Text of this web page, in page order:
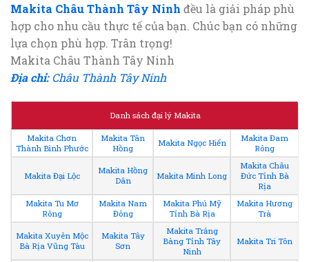
Makita Châu Thành Tây Ninh đều là giải pháp phù
hợp cho nhu cầu thực tế của bạn. Chúc bạn có những
lựa chọn phù hợp. Trân trọng!
Makita Châu Thành Tây Ninh
Địa chỉ:Châu Thành Tây Ninh
Danh sách đại lý Makita
Makita Chơn
Thành Bình Phước
Makita Tân
Hồng
Makita Ngọc Hiển
Makita Đam
Rông
Makita Đại Lộc
Makita Hồng
Dân
Makita Minh Long
Makita Châu
Đức Tỉnh Bà
Rịa
Makita Tu Mơ
Rông
Makita Nam
Đông
Makita Phú Mỹ
Tỉnh Bà Rịa
Makita Hương
Trà
Makita Xuyên Mộc
Bà Rịa Vũng Tàu
Makita Tây
Sơn
Makita Trảng
Bàng Tỉnh Tây
Ninh
Makita Tri Tôn